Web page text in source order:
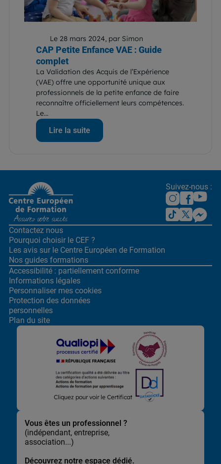
Le 28 mars 2024, par Simon
CAP Petite Enfance VAE : Guide
complet
La Validation des Acquis de l’Expérience
(VAE) offre une opportunité unique aux
professionnels de la petite enfance de faire
reconnaître officiellement leurs compétences.
Le...
Lire la suite
Suivez-nous :
Cliquez pour voir le Certificat
Contactez nous
Pourquoi choisir le CEF ?
Les avis sur le Centre Européen de Formation
Nos guides formations
Accessibilité : partiellement conforme
Informations légales
Personnaliser mes cookies
Protection des données
personnelles
Plan du site
Vous êtes un professionnel ?
(indépendant, entreprise,
association...)
Découvrez notre espace dédié.
Lors de la navigation sur notre site, nous recueillons et traitons
des données vous concernant qui nous permettent de vous
de vous adresser, directement ou via des partenaires, des
communications et publicités personnalisées et de mesurer
leur efficacité. Elles nous permettent également d’adapter le
contenu de notre site à vos préférences, de vous faciliter le